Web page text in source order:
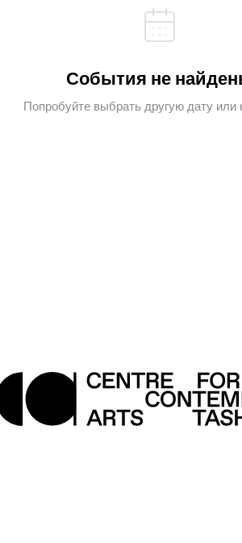
События не
Попробуйте выбрать другую дату или